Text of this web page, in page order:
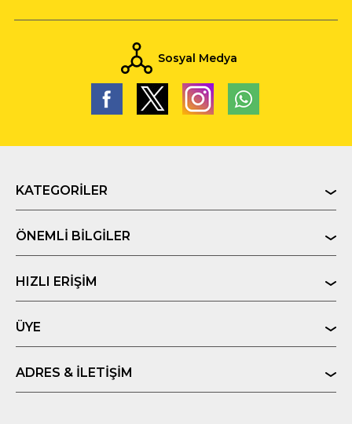
Sosyal Medya
KATEGORILER
ÖNEMLI BILGILER
HIZLI ERIŞIM
ÜYE
ADRES & İLETIŞIM